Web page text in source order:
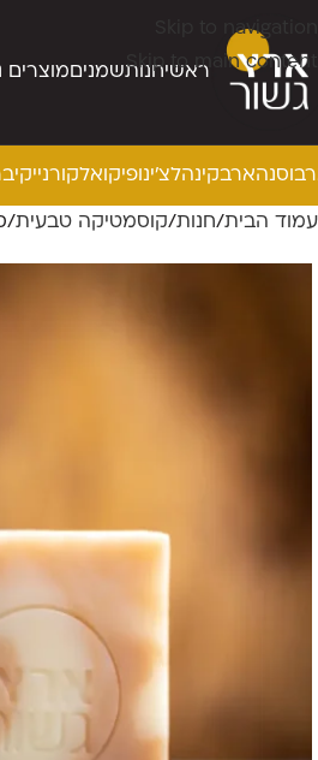
Skip to navigation
Skip to main content
ראשיחנותשמניםמוצרים
ארבקינהלצ’ינופיקואלקורנייקי
עמוד הבית חנות קוסמטיקה טבעית